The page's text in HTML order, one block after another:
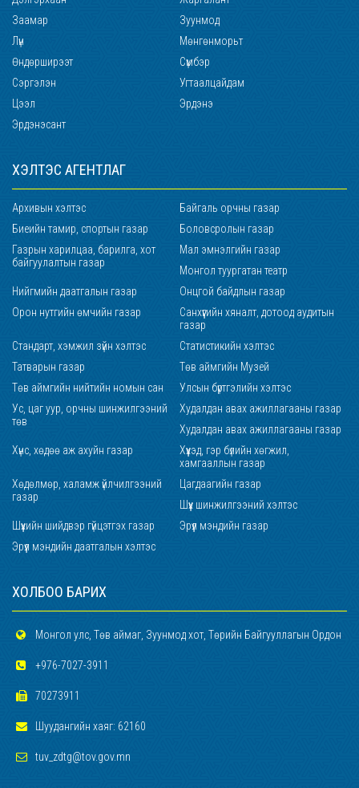
Заамар
Зуунмод
Лүн
Мөнгөнморьт
Өндөрширээт
Сүмбэр
Сэргэлэн
Угтаалцайдам
Цээл
Эрдэнэ
Эрдэнэсант
ХЭЛТЭС АГЕНТЛАГ
Архивын хэлтэс
Байгаль орчны газар
Биеийн тамир, спортын газар
Боловсролын газар
Газрын харилцаа, барилга, хот
байгуулалтын газар
Мал эмнэлгийн газар
Монгол туургатан театр
Нийгмийн даатгалын газар
Онцгой байдлын газар
Орон нутгийн өмчийн газар
Санхүүгийн хяналт, дотоод аудитын
газар
Стандарт, хэмжил зүйн хэлтэс
Статистикийн хэлтэс
Татварын газар
Төв аймгийн Музей
Төв аймгийн нийтийн номын сан
Улсын бүртгэлийн хэлтэс
Ус, цаг уур, орчны шинжилгээний
төв
Худалдан авах ажиллагааны газар
Худалдан авах ажиллагааны газар
Хүнс, хөдөө аж ахуйн газар
Хүүхэд, гэр бүлийн хөгжил,
хамгааллын газар
Хөдөлмөр, халамж үйлчилгээний
газар
Цагдаагийн газар
Шүүх шинжилгээний хэлтэс
Шүүхийн шийдвэр гүйцэтгэх газар
Эрүүл мэндийн газар
Эрүүл мэндийн даатгалын хэлтэс
ХОЛБОО БАРИХ
Монгол улс, Төв аймаг, Зуунмод хот, Төрийн Байгууллагын Ордон
+976-7027-3911
70273911
Шуудангийн хаяг: 62160
tuv_zdtg@tov.gov.mn